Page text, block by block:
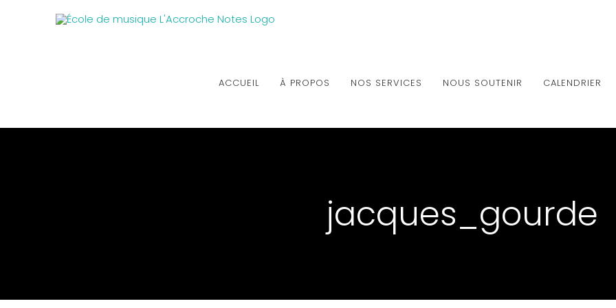
ACCUEIL À PROPOS NOS SERVICES NOUS SOUTENIR CALENDRIER
jacques_gourde